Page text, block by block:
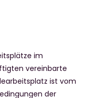
im
vereinbarte
ist vom
der